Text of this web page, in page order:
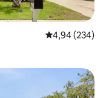
4,94 (234)